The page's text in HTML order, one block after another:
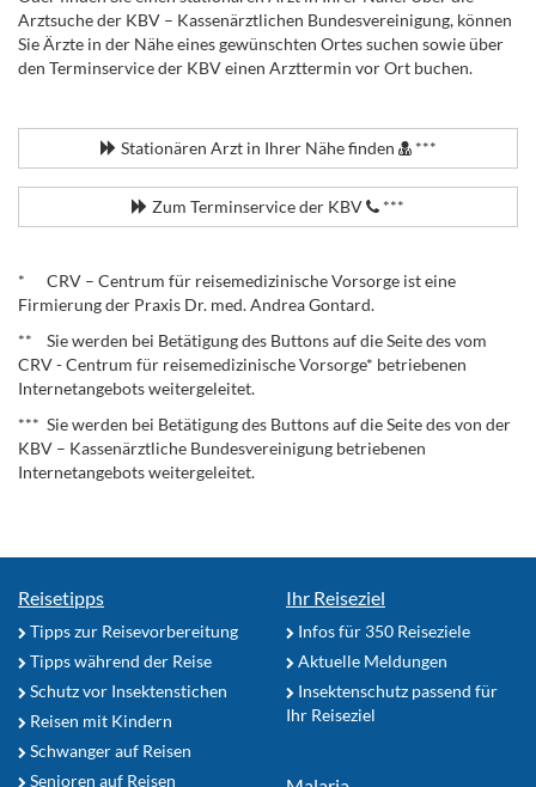
Arztsuche der KBV – Kassenärztlichen Bundesvereinigung, können
Sie Ärzte in der Nähe eines gewünschten Ortes suchen sowie über
den Terminservice der KBV einen Arzttermin vor Ort buchen.
Stationären Arzt in Ihrer Nähe finden ***
Zum Terminservice der KBV ***
* CRV – Centrum für reisemedizinische Vorsorge ist eine
Firmierung der Praxis Dr. med. Andrea Gontard.
** Sie werden bei Betätigung des Buttons auf die Seite des vom
CRV - Centrum für reisemedizinische Vorsorge* betriebenen
Internetangebots weitergeleitet.
*** Sie werden bei Betätigung des Buttons auf die Seite des von der
KBV – Kassenärztliche Bundesvereinigung betriebenen
Internetangebots weitergeleitet.
Reisetipps
Tipps zur Reisevorbereitung
Tipps während der Reise
Schutz vor Insektenstichen
Reisen mit Kindern
Schwanger auf Reisen
Senioren auf Reisen
Ihr Reiseziel
Infos für 350 Reiseziele
Aktuelle Meldungen
Insektenschutz passend für
Ihr Reiseziel